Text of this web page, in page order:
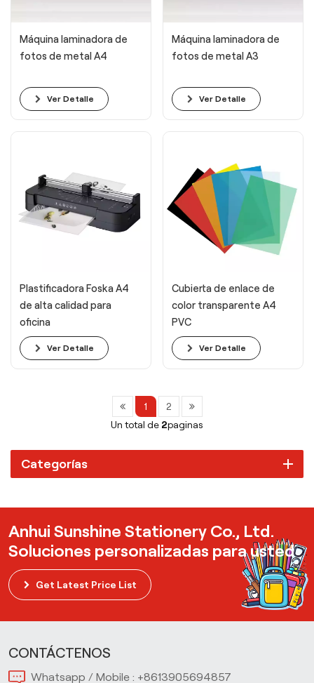
Máquina laminadora de
fotos de metal A4
Ver Detalle
Máquina laminadora de
fotos de metal A3
Ver Detalle
Plastificadora Foska A4
de alta calidad para
oficina
Ver Detalle
Cubierta de enlace de
color transparente A4
PVC
Ver Detalle
1
2
Un total de 2paginas
Categorías
Anhui Sunshine Stationery Co., Ltd.
Soluciones personalizadas para usted
Get Latest Price List
CONTÁCTENOS
Whatsapp / Mobile : +8613905694857